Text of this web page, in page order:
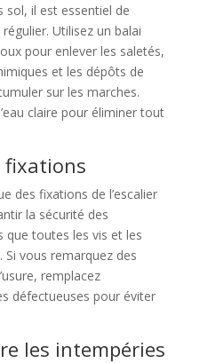
sol, il est essentiel de
Utilisez un balai
pour enlever les saletés,
et les dépôts de
sur les marches.
claire pour éliminer tout
fixations
des fixations de l’escalier
la sécurité des
que toutes les vis et les
vous remarquez des
remplacez
défectueuses pour éviter
les intempéries